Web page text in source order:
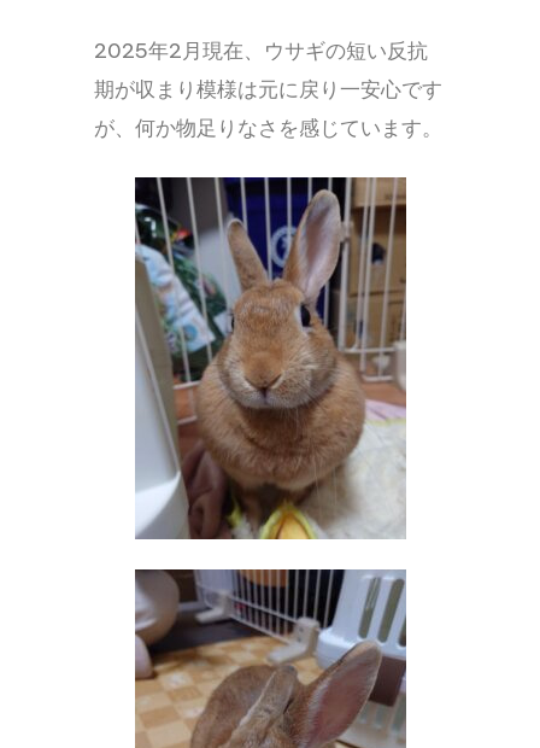
2025年2月現在、ウサギの短い反抗
期が収まり模様は元に戻り一安心です
が、何か物足りなさを感じています。